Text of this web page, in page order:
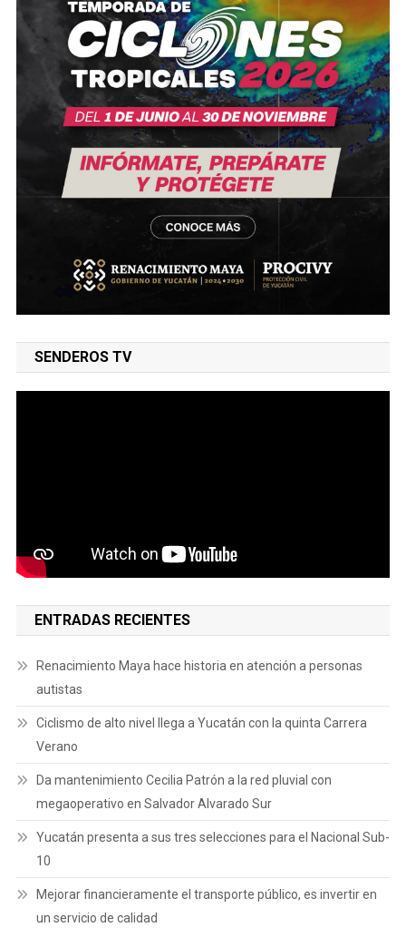
SENDEROS TV
ENTRADAS RECIENTES
Renacimiento Maya hace historia en atención a personas
autistas
Ciclismo de alto nivel llega a Yucatán con la quinta Carrera
Verano
Da mantenimiento Cecilia Patrón a la red pluvial con
megaoperativo en Salvador Alvarado Sur
Yucatán presenta a sus tres selecciones para el Nacional Sub-
10
Mejorar financieramente el transporte público, es invertir en
un servicio de calidad